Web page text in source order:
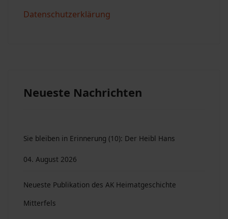
Datenschutzerklärung
Neueste Nachrichten
Sie bleiben in Erinnerung (10): Der Heibl Hans
04. August 2026
Neueste Publikation des AK Heimatgeschichte
Mitterfels